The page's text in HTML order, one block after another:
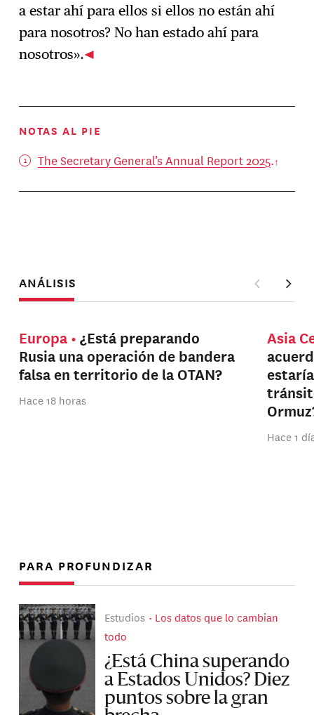
a estar ahí para ellos si ellos no están ahí
para nosotros? No han estado ahí para
nosotros».
NOTAS AL PIE
The Secretary General’s Annual Report 2025.
ANÁLISIS
Europa
¿Está preparando
Rusia una operación de bandera
falsa en territorio de la OTAN?
Hace 18 horas
Asia
Hace 1
PARA PROFUNDIZAR
Estudios
Los datos que lo cambian
todo
¿Está China superando
a Estados Unidos? Diez
puntos sobre la gran